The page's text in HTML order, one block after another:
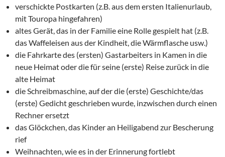
verschickte Postkarten (z.B. aus dem ersten Italienurlaub,
mit Touropa hingefahren)
altes Gerät, das in der Familie eine Rolle gespielt hat (z.B.
das Waffeleisen aus der Kindheit, die Wärmflasche usw.)
die Fahrkarte des (ersten) Gastarbeiters in Kamen in die
neue Heimat oder die für seine (erste) Reise zurück in die
alte Heimat
die Schreibmaschine, auf der die (erste) Geschichte/das
(erste) Gedicht geschrieben wurde, inzwischen durch einen
Rechner ersetzt
das Glöckchen, das Kinder an Heiligabend zur Bescherung
rief
Weihnachten, wie es in der Erinnerung fortlebt